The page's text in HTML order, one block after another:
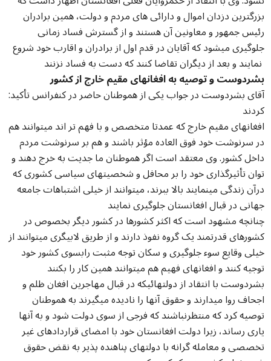
بزرگترین دزدان اموال و دارائی های مردم و دولت، همین برادران
رئیس جمهور و معاونین آن هستند و از گسترش فساد زمانی
جلوگیری میشود که آقایان در قدم اول از برادران و اقارب خود شروع
بشردوست و توصیه به افغانهای مقیم خارج از کشور
:آقای بشردوست در جواب یکی از هموطنان حاضر در کنفرانس تأکید
کردند
افغانهای مقیم خارج که عمدتا متخصص و با فهم تر اند میتوانند هم
در سرنوشت خود فوق العاده مؤثر باشند و هم بر سرنوشت مردم
داخل کشور. وی معتقد است اگر هموطنان ما جدیت به خرج دهند و
توان تأثیرگذاری خود را بر محافل و شخصیتهای سیاسی کشوری که
درآن زندگی مینمایند بالا ببرند، میتوانند از خیلی اشتباهات جامعه
جهانی در قبال افغانستان جلوگیری نمایند
چنانچه مشهود است که اکثر کشورها در کشور دیگر بخصوص در
کشورهای قدرتمند یک گروه نفوذ دارند و از طریق لابیگری میتوانند از
خیلی وقایع سوء جلوگیری و سکان توجه مثبت رابسوی کشور خود
توجیه کنند و افغانهای فهیم هم میتوانند همین کار را بکنند
بشردوست با انتقاد از دولتهائیکه در قبال مهاجرین افغان ظلم و
اجحاف روا میدارند و حقوق آنها را نادیده میگیرند به هموطنان
توصیه کرد که منتظرنباشند که فرجی از سوی دولت شود و به آنها
یاری رساند، زیرا دولت افغانستان خود با امضای قراردادهای غیر
تخصصی و معامله گرانه با دولتهای پناهنده پذیر به نقض حقوق